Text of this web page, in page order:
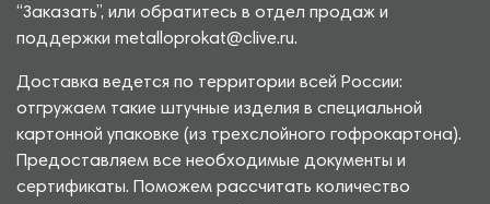
“Заказать”, или обратитесь в отдел продаж и
поддержки metalloprokat@clive.ru.
Доставка ведется по территории всей России:
отгружаем такие штучные изделия в специальной
картонной упаковке (из трехслойного гофрокартона).
Предоставляем все необходимые документы и
сертификаты. Поможем рассчитать количество